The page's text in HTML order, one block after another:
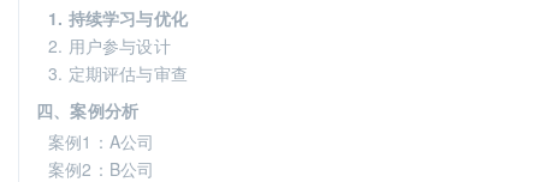
1. 持续学习与优化
2. 用户参与设计
3. 定期评估与审查
四、案例分析
案例1：A公司
案例2：B公司